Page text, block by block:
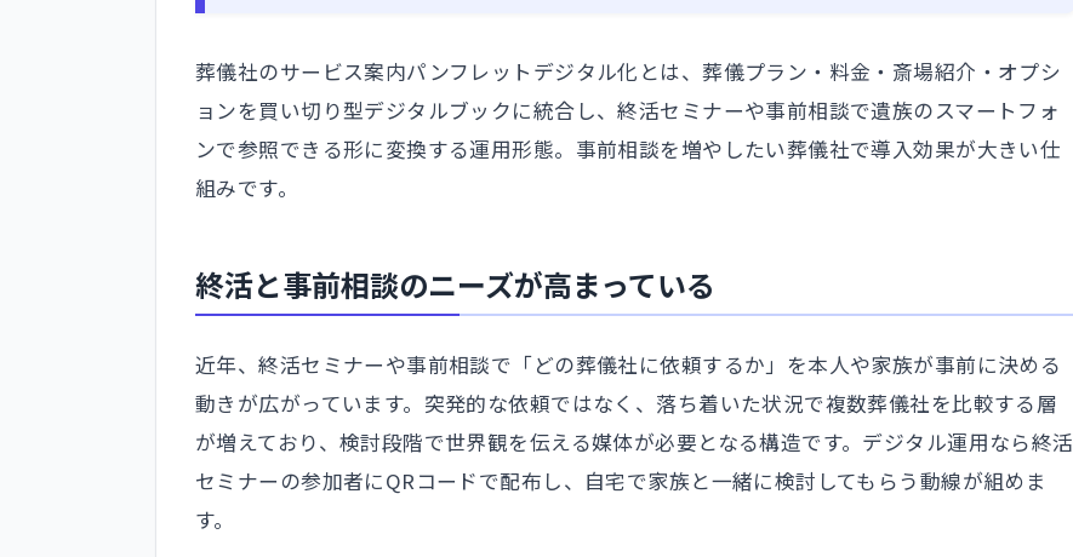
葬儀社のサービス案内パンフレットデジタル化とは、葬儀プラン・料金・斎場紹介・オプシ
ョンを買い切り型デジタルブックに統合し、終活セミナーや事前相談で遺族のスマートフォ
ンで参照できる形に変換する運用形態。事前相談を増やしたい葬儀社で導入効果が大きい仕
組みです。
終活と事前相談のニーズが高まっている
近年、終活セミナーや事前相談で「どの葬儀社に依頼するか」を本人や家族が事前に決める
動きが広がっています。突発的な依頼ではなく、落ち着いた状況で複数葬儀社を比較する層
が増えており、検討段階で世界観を伝える媒体が必要となる構造です。デジタル運用なら終活
セミナーの参加者にQRコードで配布し、自宅で家族と一緒に検討してもらう動線が組めま
す。